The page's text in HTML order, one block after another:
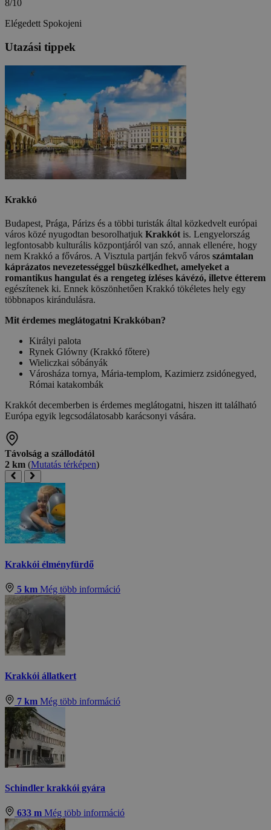
8/10
Elégedett Spokojeni
Utazási tippek
Krakkó
Budapest, Prága, Párizs és a többi turisták által közkedvelt európai
város közé nyugodtan besorolhatjuk Krakkót is. Lengyelország
legfontosabb kulturális központjáról van szó, annak ellenére, hogy
nem Krakkó a főváros. A Visztula partján fekvő város számtalan
káprázatos nevezetességgel büszkélkedhet, amelyeket a
romantikus hangulat és a rengeteg ízléses kávézó, illetve étterem
egészítenek ki. Ennek köszönhetően Krakkó tökéletes hely egy
többnapos kirándulásra.
Mit érdemes meglátogatni Krakkóban?
Királyi palota
Rynek Glówny (Krakkó főtere)
Wieliczkai sóbányák
Városháza tornya, Mária-templom, Kazimierz zsidónegyed,
Római katakombák
Krakkót decemberben is érdemes meglátogatni, hiszen itt található
Európa egyik legcsodálatosabb karácsonyi vására.
Távolság a szállodától
2 km (Mutatás térképen)
Krakkói élményfürdő
5 km Még több információ
Krakkói állatkert
7 km Még több információ
Schindler krakkói gyára
633 m Még több információ